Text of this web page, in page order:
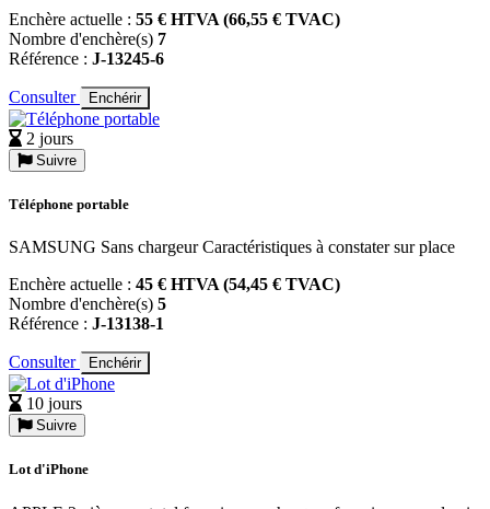
Enchère actuelle : 55 € HTVA (66,55 € TVAC)
Nombre d'enchère(s) 7
Référence : J-13245-6
Consulter Enchérir
2 jours
Suivre
Téléphone portable
SAMSUNG Sans chargeur Caractéristiques à constater sur place
Enchère actuelle : 45 € HTVA (54,45 € TVAC)
Nombre d'enchère(s) 5
Référence : J-13138-1
Consulter Enchérir
10 jours
Suivre
Lot d'iPhone